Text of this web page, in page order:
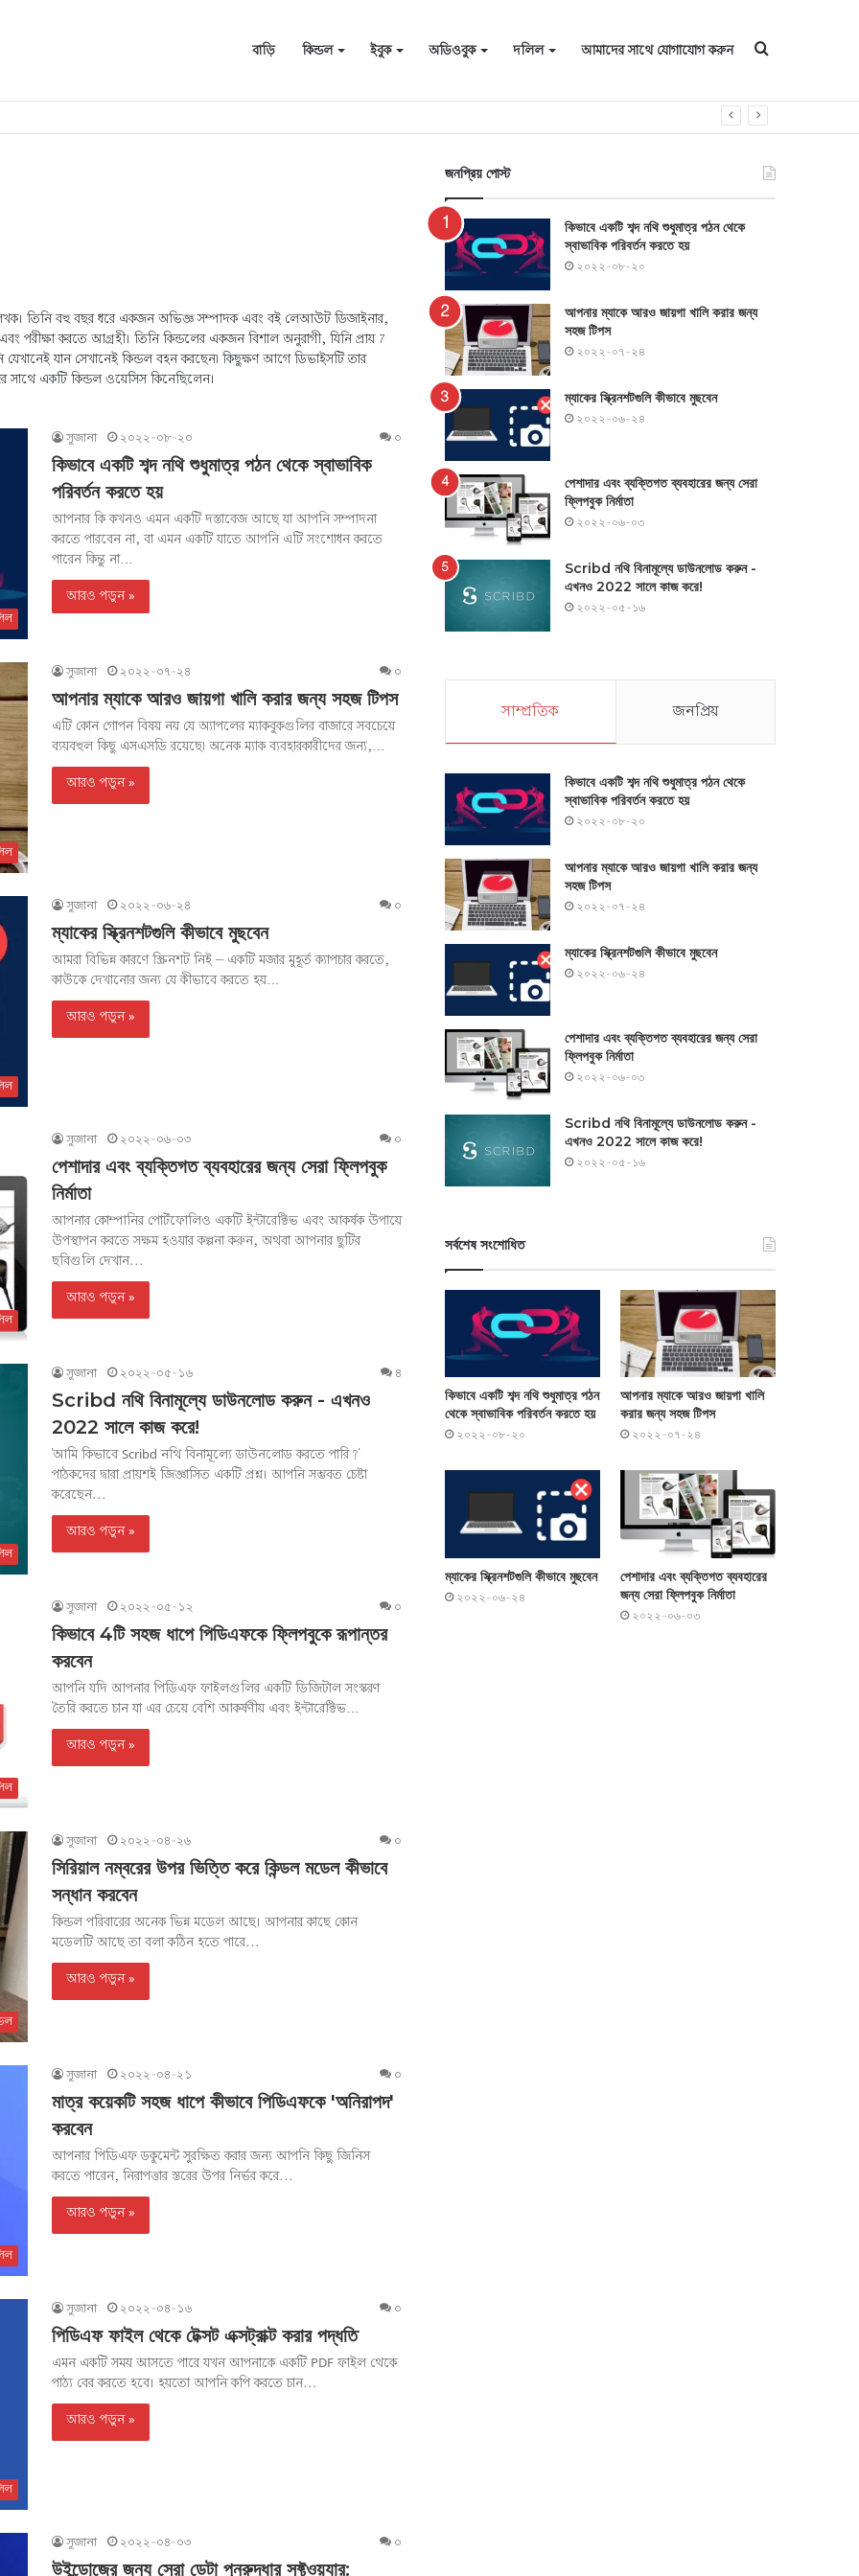
বাড়ি কিন্ডল ইবুক অডিওবুক দলিল আমাদের সাথে যোগাযোগ করুন জন্য
তিনি বহু বছর ধরে একজন অভিজ্ঞ সম্পাদক এবং বই লেআউট ডিজাইনার,
পরীক্ষা করতে আগ্রহী। তিনি কিন্ডলের একজন বিশাল অনুরাগী, যিনি প্রায় 7
যেখানেই যান সেখানেই কিন্ডল বহন করছেন৷ কিছুক্ষণ আগে ডিভাইসটি তার
সাথে একটি কিন্ডল ওয়েসিস কিনেছিলেন।
সুজানা ২০২২-০৮-২০ ০
কিভাবে একটি শব্দ নথি শুধুমাত্র পঠন থেকে স্বাভাবিক
পরিবর্তন করতে হয়
আপনার কি কখনও এমন একটি দস্তাবেজ আছে যা আপনি সম্পাদনা
করতে পারবেন না, বা এমন একটি যাতে আপনি এটি সংশোধন করতে
পারেন কিন্তু না…
আরও পড়ুন »
সুজানা ২০২২-০৭-২৪ ০
আপনার ম্যাকে আরও জায়গা খালি করার জন্য সহজ টিপস
এটি কোন গোপন বিষয় নয় যে অ্যাপলের ম্যাকবুকগুলির বাজারে সবচেয়ে
ব্যয়বহুল কিছু এসএসডি রয়েছে৷ অনেক ম্যাক ব্যবহারকারীদের জন্য,…
আরও পড়ুন »
সুজানা ২০২২-০৬-২৪ ০
ম্যাকের স্ক্রিনশটগুলি কীভাবে মুছবেন
আমরা বিভিন্ন কারণে স্ক্রিনশট নিই – একটি মজার মুহূর্ত ক্যাপচার করতে,
কাউকে দেখানোর জন্য যে কীভাবে করতে হয়…
আরও পড়ুন »
সুজানা ২০২২-০৬-০৩ ০
পেশাদার এবং ব্যক্তিগত ব্যবহারের জন্য সেরা ফ্লিপবুক
নির্মাতা
আপনার কোম্পানির পোর্টফোলিও একটি ইন্টারেক্টিভ এবং আকর্ষক উপায়ে
উপস্থাপন করতে সক্ষম হওয়ার কল্পনা করুন, অথবা আপনার ছুটির
ছবিগুলি দেখান...
আরও পড়ুন »
সুজানা ২০২২-০৫-১৬ ৪
Scribd নথি বিনামূল্যে ডাউনলোড করুন - এখনও
2022 সালে কাজ করে!
'আমি কিভাবে Scribd নথি বিনামূল্যে ডাউনলোড করতে পারি?'
পাঠকদের দ্বারা প্রায়শই জিজ্ঞাসিত একটি প্রশ্ন। আপনি সম্ভবত চেষ্টা
করেছেন...
আরও পড়ুন »
সুজানা ২০২২-০৫-১২ ০
কিভাবে 4টি সহজ ধাপে পিডিএফকে ফ্লিপবুকে রূপান্তর
করবেন
আপনি যদি আপনার পিডিএফ ফাইলগুলির একটি ডিজিটাল সংস্করণ
তৈরি করতে চান যা এর চেয়ে বেশি আকর্ষণীয় এবং ইন্টারেক্টিভ…
আরও পড়ুন »
সুজানা ২০২২-০৪-২৬ ০
সিরিয়াল নম্বরের উপর ভিত্তি করে কিন্ডল মডেল কীভাবে
সন্ধান করবেন
কিন্ডল পরিবারের অনেক ভিন্ন মডেল আছে। আপনার কাছে কোন
মডেলটি আছে তা বলা কঠিন হতে পারে...
আরও পড়ুন »
সুজানা ২০২২-০৪-২১ ০
মাত্র কয়েকটি সহজ ধাপে কীভাবে পিডিএফকে 'অনিরাপদ'
করবেন
আপনার পিডিএফ ডকুমেন্ট সুরক্ষিত করার জন্য আপনি কিছু জিনিস
করতে পারেন, নিরাপত্তার স্তরের উপর নির্ভর করে...
আরও পড়ুন »
সুজানা ২০২২-০৪-১৬ ০
পিডিএফ ফাইল থেকে টেক্সট এক্সট্রাক্ট করার পদ্ধতি
এমন একটি সময় আসতে পারে যখন আপনাকে একটি PDF ফাইল থেকে
পাঠ্য বের করতে হবে। হয়তো আপনি কপি করতে চান...
আরও পড়ুন »
সুজানা ২০২২-০৪-০৩ ০
উইন্ডোজের জন্য সেরা ডেটা পুনরুদ্ধার সফ্টওয়্যার:
জনপ্রিয় পোস্ট
কিভাবে একটি শব্দ নথি শুধুমাত্র পঠন থেকে
স্বাভাবিক পরিবর্তন করতে হয়
২০২২-০৮-২০
আপনার ম্যাকে আরও জায়গা খালি করার জন্য
সহজ টিপস
২০২২-০৭-২৪
ম্যাকের স্ক্রিনশটগুলি কীভাবে মুছবেন
২০২২-০৬-২৪
পেশাদার এবং ব্যক্তিগত ব্যবহারের জন্য সেরা
ফ্লিপবুক নির্মাতা
২০২২-০৬-০৩
Scribd নথি বিনামূল্যে ডাউনলোড করুন -
এখনও 2022 সালে কাজ করে!
২০২২-০৫-১৬
সাম্প্রতিক জনপ্রিয়
কিভাবে একটি শব্দ নথি শুধুমাত্র পঠন থেকে
স্বাভাবিক পরিবর্তন করতে হয়
২০২২-০৮-২০
আপনার ম্যাকে আরও জায়গা খালি করার জন্য
সহজ টিপস
২০২২-০৭-২৪
ম্যাকের স্ক্রিনশটগুলি কীভাবে মুছবেন
২০২২-০৬-২৪
পেশাদার এবং ব্যক্তিগত ব্যবহারের জন্য সেরা
ফ্লিপবুক নির্মাতা
২০২২-০৬-০৩
Scribd নথি বিনামূল্যে ডাউনলোড করুন -
এখনও 2022 সালে কাজ করে!
২০২২-০৫-১৬
সর্বশেষ সংশোধিত
কিভাবে একটি শব্দ নথি শুধুমাত্র পঠন
থেকে স্বাভাবিক পরিবর্তন করতে হয়
২০২২-০৮-২০
আপনার ম্যাকে আরও জায়গা খালি
করার জন্য সহজ টিপস
২০২২-০৭-২৪
ম্যাকের স্ক্রিনশটগুলি কীভাবে মুছবেন
২০২২-০৬-২৪
পেশাদার এবং ব্যক্তিগত ব্যবহারের
জন্য সেরা ফ্লিপবুক নির্মাতা
২০২২-০৬-০৩